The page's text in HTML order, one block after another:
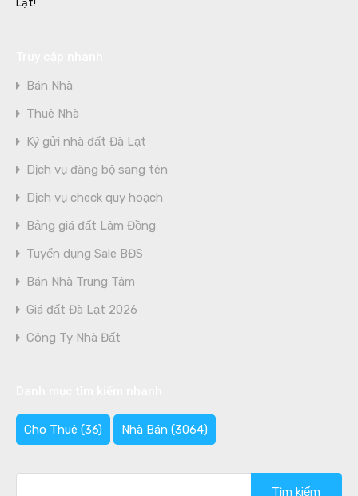
Lạt!
Bán Nhà
Thuê Nhà
Ký gửi nhà đất Đà Lạt
Dịch vụ đăng bộ sang tên
Dịch vụ check quy hoạch
Bảng giá đất Lâm Đồng
Tuyển dụng Sale BĐS
Bán Nhà Trung Tâm
Giá đất Đà Lạt 2026
Công Ty Nhà Đất
Cho Thuê (36) Nhà Bán (3064)